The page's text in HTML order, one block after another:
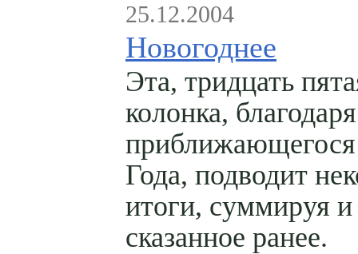
25.12.2004
Новогоднее
Эта, тридцать
колонка,
Года, подводит
итоги, суммируя и
сказанное ранее.